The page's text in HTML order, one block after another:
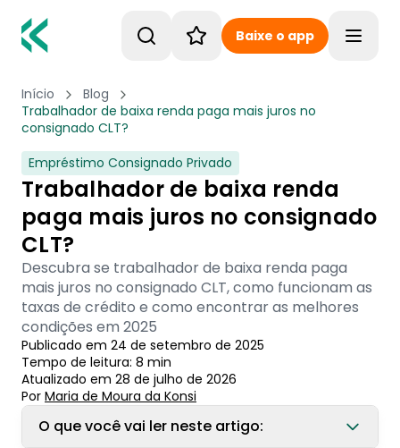
Baixe o app
Início
Blog
Trabalhador de baixa renda paga mais juros no
consignado CLT?
Empréstimo Consignado Privado
Trabalhador de baixa renda
paga mais juros no consignado
CLT?
Descubra se trabalhador de baixa renda paga
mais juros no consignado CLT, como funcionam as
taxas de crédito e como encontrar as melhores
condições em 2025
Publicado em 24 de setembro de 2025
Tempo de leitura: 8 min
Atualizado em 28 de julho de 2026
Por Maria de Moura da Konsi
O que você vai ler neste artigo: